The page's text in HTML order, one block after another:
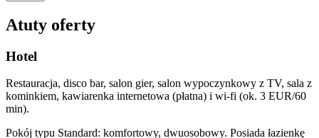
Atuty oferty
Hotel
Restauracja, disco bar, salon gier, salon wypoczynkowy z TV, sala z
kominkiem, kawiarenka internetowa (płatna) i wi-fi (ok. 3 EUR/60
min).
Pokój typu Standard: komfortowy, dwuosobowy. Posiada łazienkę